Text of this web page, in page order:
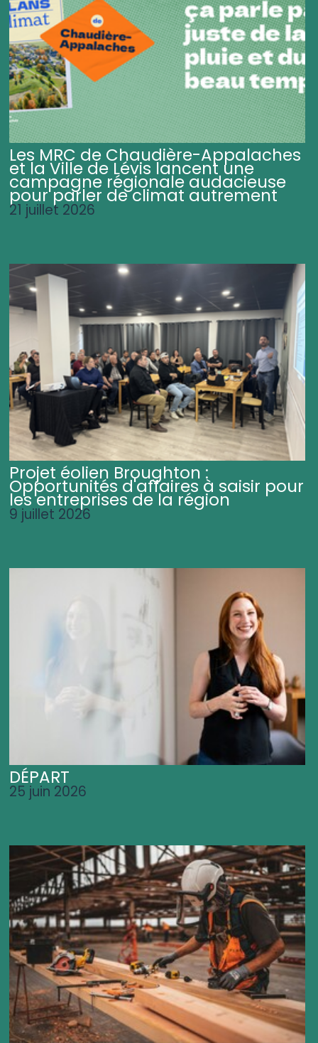
Les MRC de Chaudière-Appalaches
et la Ville de Lévis lancent une
campagne régionale audacieuse
pour parler de climat autrement
21 juillet 2026
Projet éolien Broughton :
Opportunités d'affaires à saisir pour
les entreprises de la région
9 juillet 2026
DÉPART
25 juin 2026